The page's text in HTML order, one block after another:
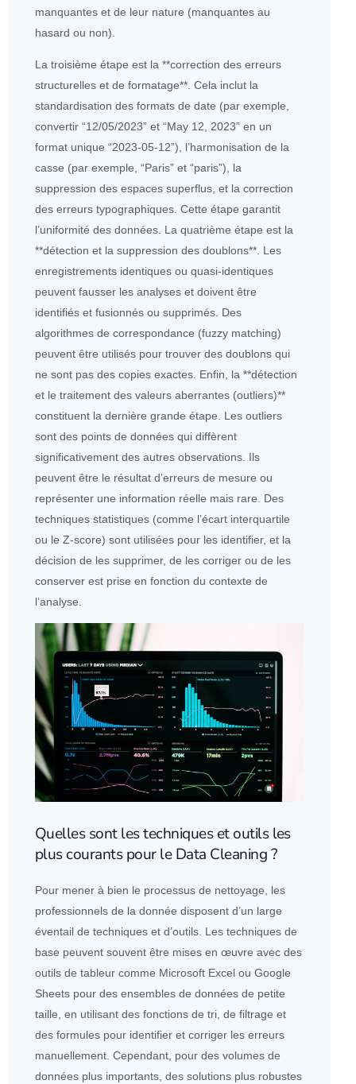
manquantes et de leur nature (manquantes au
hasard ou non).
La troisième étape est la **correction des erreurs
structurelles et de formatage**. Cela inclut la
standardisation des formats de date (par exemple,
convertir “12/05/2023” et “May 12, 2023” en un
format unique “2023-05-12”), l’harmonisation de la
casse (par exemple, “Paris” et “paris”), la
suppression des espaces superflus, et la correction
des erreurs typographiques. Cette étape garantit
l’uniformité des données . La quatrième étape est la
**détection et la suppression des doublons**. Les
enregistrements identiques ou quasi-identiques
peuvent fausser les analyses et doivent être
identifiés et fusionnés ou supprimés. Des
algorithmes de correspondance (fuzzy matching)
peuvent être utilisés pour trouver des doublons qui
ne sont pas des copies exactes. Enfin, la **détection
et le traitement des valeurs aberrantes (outliers)**
constituent la dernière grande étape. Les outliers
sont des points de données qui diffèrent
significativement des autres observations. Ils
peuvent être le résultat d’erreurs de mesure ou
représenter une information réelle mais rare. Des
techniques statistiques (comme l’écart interquartile
ou le Z-score) sont utilisées pour les identifier, et la
décision de les supprimer, de les corriger ou de les
conserver est prise en fonction du contexte de
l’analyse.
Quelles sont les techniques et outils les
plus courants pour le Data Cleaning ?
Pour mener à bien le processus de nettoyage, les
professionnels de la donnée disposent d’un large
éventail de techniques et d’outils. Les techniques de
base peuvent souvent être mises en œuvre avec des
outils de tableur comme Microsoft Excel ou Google
Sheets pour des ensembles de données de petite
taille, en utilisant des fonctions de tri, de filtrage et
des formules pour identifier et corriger les erreurs
manuellement. Cependant, pour des volumes de
données plus importants, des solutions plus robustes